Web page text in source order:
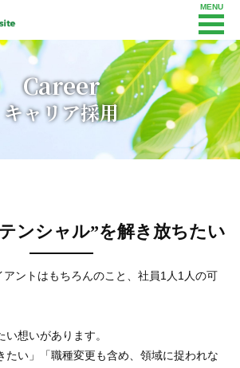
Career
キャリア採用
ンシャル”を解き放ちたい
ントはもちろんのこと、社員1人1人の可
想いがあります。
たい」「職種変更も含め、領域に捉われな